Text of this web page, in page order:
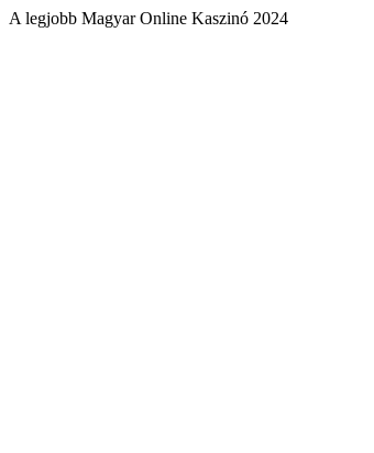
A legjobb Magyar Online Kaszinó 2024